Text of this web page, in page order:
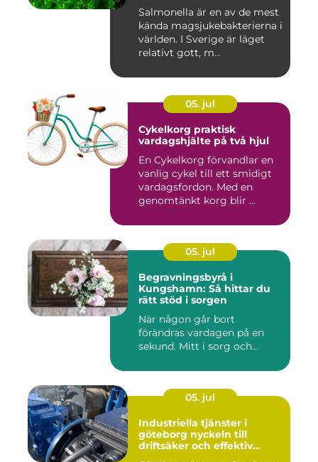
Salmonella är en av de mest
kända magsjukebakterierna i
världen. I Sverige är läget
relativt gott, m...
05. jul
Cykelkorg praktisk
vardagshjälte på två hjul
En Cykelkorg förvandlar en
vanlig cykel till ett smidigt
vardagsfordon. Med en
genomtänkt korg blir ...
05. jul
Begravningsbyrå i
Kungshamn: Så hittar du
rätt stöd i sorgen
När någon går bort
förändras vardagen på en
sekund. Mitt i sorg och...
05. jul
Industriella tjänster i
göteborg nyckeln till
driftsäker och effektiv